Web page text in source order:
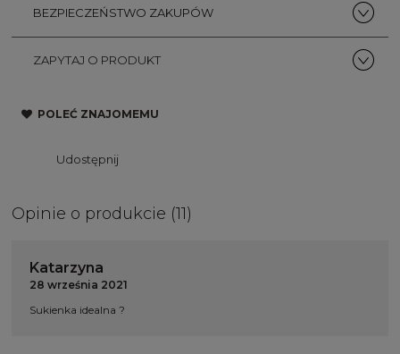
BEZPIECZEŃSTWO ZAKUPÓW
ZAPYTAJ O PRODUKT
POLEĆ ZNAJOMEMU
Udostępnij
Opinie o produkcie (11)
Katarzyna
28 września 2021
Sukienka idealna ?